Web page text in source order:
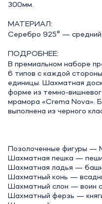
300мм.
МАТЕРИАЛ:
Серебро 925° — средний
ПОДРОБНЕЕ:
В премиальном наборе
6 типов с каждой
единицы. Шахматная
форме из темно-
мрамора «Crema Nova».
выполнена из черного
Позолоченные фигуры —
Шахматная пешка —
Шахматная ладья —
Шахматный конь —
Шахматный слон — воин
Шахматный ферзь —